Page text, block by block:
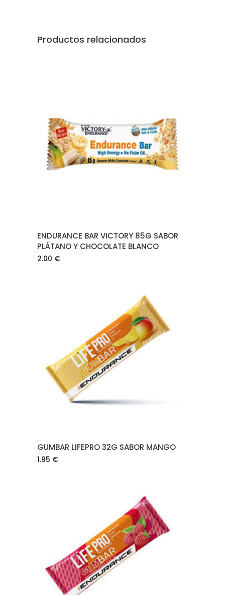
Productos relacionados
AÑADIR AL CARRITO
ENDURANCE BAR VICTORY 85G SABOR
PLÁTANO Y CHOCOLATE BLANCO
2.00 €
AÑADIR AL CARRITO
GUMBAR LIFEPRO 32G SABOR MANGO
1.95 €
AÑADIR AL CARRITO